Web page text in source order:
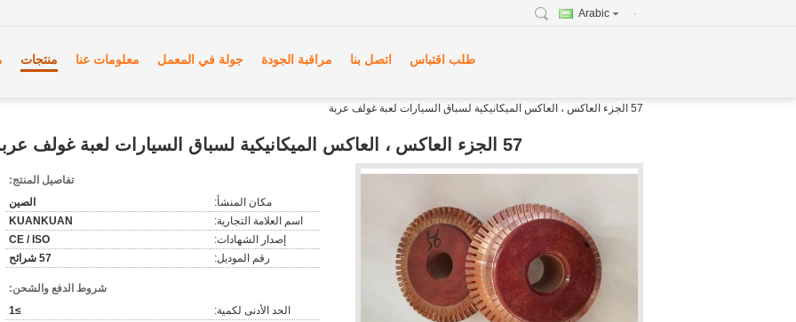
Arabic
منتجات معلومات عنا جولة في المعمل مراقبة الجودة اتصل بنا طلب اقتباس
57 الجزء العاكس ، العاكس الميكانيكية لسباق السيارات لعبة غولف عربة
57 الجزء العاكس ، العاكس الميكانيكية لسباق السيارات لعبة غولف عربة
تفاصيل المنتج:
مكان المنشأ:
الصين
اسم العلامة التجارية:
KUANKUAN
إصدار الشهادات:
CE / ISO
رقم الموديل:
57 شرائح
شروط الدفع والشحن:
الحد الأدنى لكمية:
≥1